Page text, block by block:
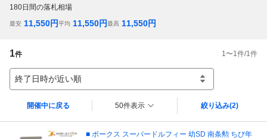
180日間の落札相場
最安 11,550円平均 11,550円最高 11,550円
1件 1 〜1 件/1 件
終了日時が近い順
開催中に戻る 50件表示 絞り込み(2)
■ ボークス スーパードルフィー 幼SD 南条勲 ちび年